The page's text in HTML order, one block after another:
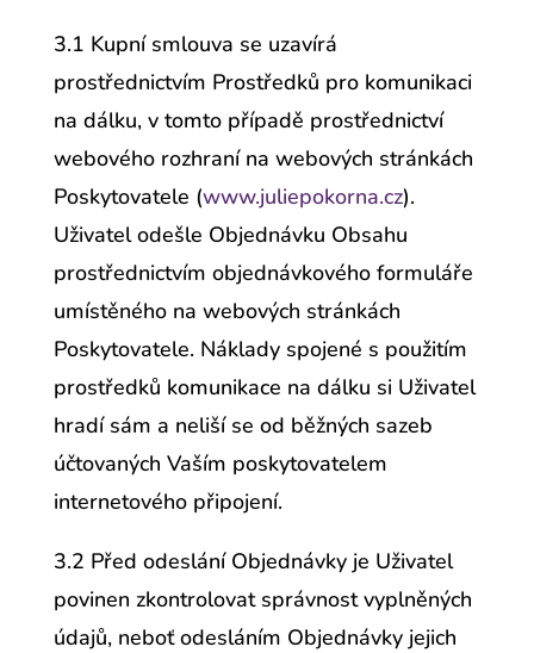
3.1 Kupní smlouva se uzavírá
prostřednictvím Prostředků pro komunikaci
na dálku, v tomto případě prostřednictví
webového rozhraní na webových stránkách
Poskytovatele (www.juliepokorna.cz).
Uživatel odešle Objednávku Obsahu
prostřednictvím objednávkového formuláře
umístěného na webových stránkách
Poskytovatele. Náklady spojené s použitím
prostředků komunikace na dálku si Uživatel
hradí sám a neliší se od běžných sazeb
účtovaných Vaším poskytovatelem
internetového připojení.
3.2 Před odeslání Objednávky je Uživatel
povinen zkontrolovat správnost vyplněných
údajů, neboť odesláním Objednávky jejich